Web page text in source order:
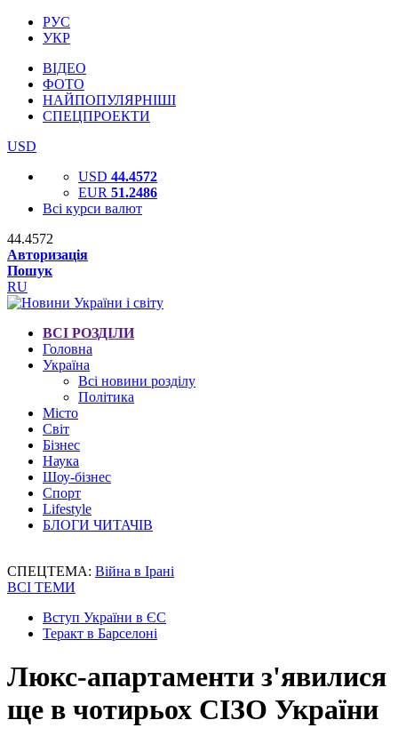
РУС
УКР
ВІДЕО
ФОТО
НАЙПОПУЛЯРНІШІ
СПЕЦПРОЕКТИ
USD
USD 44.4572
EUR 51.2486
Всі курси валют
44.4572
Авторизація
Пошук
RU
ВСІ РОЗДІЛИ
Головна
Україна
Всі новини розділу
Політика
Місто
Світ
Бізнес
Наука
Шоу-бізнес
Спорт
Lifestyle
БЛОГИ ЧИТАЧІВ
СПЕЦТЕМА: Війна в Ірані
ВСІ ТЕМИ
Вступ України в ЄС
Теракт в Барселоні
Люкс-апартаменти з'явилися
ще в чотирьох СІЗО України